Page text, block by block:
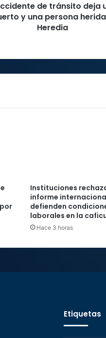
de tránsito deja
y una persona
Heredia
Instituciones
informe
defienden
laborales en la
Hace 3 horas
Etiquetas